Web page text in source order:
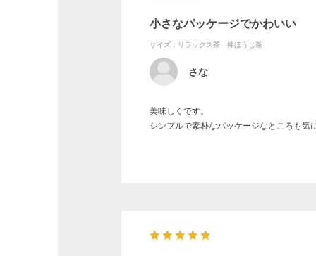
小さなパッケージでかわいい
サイズ：リラックス茶 棒ほうじ茶
さな
美味しくです。
シンプルで素朴なパッケージなところも気